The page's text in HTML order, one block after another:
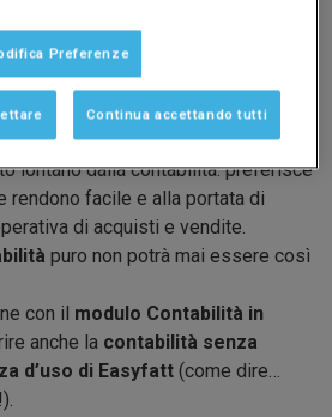
lontano dalla contabilità: preferisce
rendono facile e alla portata di
di acquisti e vendite.
puro non potrà mai essere così
con il modulo Contabilità in
anche la contabilità senza
d’uso di Easyfatt (come dire…
Preferenze
Continua accettando tutti